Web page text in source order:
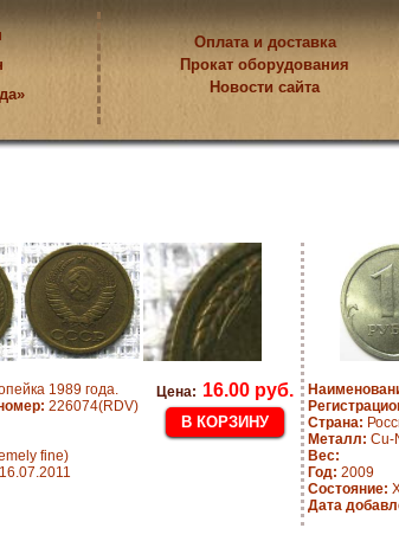
Оплата и доставка
Прокат оборудования
Новости сайта
1989 года.
226074(RDV)
fine)
16.07.2011
Цена: 16.00 руб.
Страна:
Металл: Cu-
Вес:
Год: 2009
Состояние:
Дата